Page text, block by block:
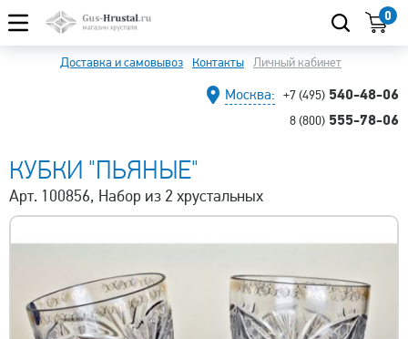
0
Доставка и самовывоз Контакты Личный кабинет
Москва: +7 (495) 540-48-06
8 (800) 555-78-06
КУБКИ "ПЬЯНЫЕ"
Арт. 100856, Набор из 2 хрустальных